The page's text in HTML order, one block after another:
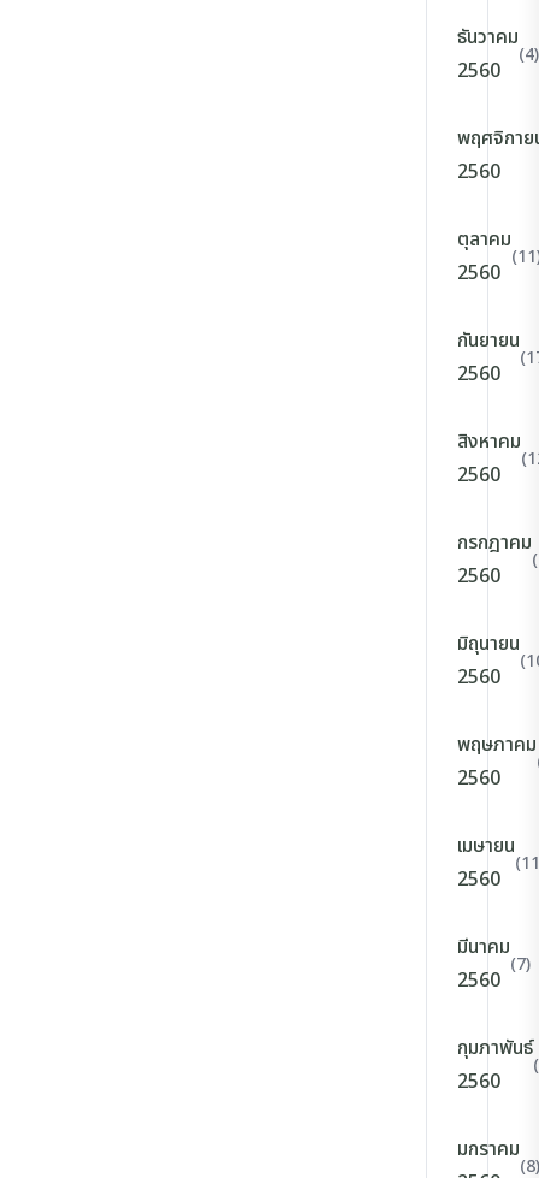
ธันวาคม
2560
(4)
พฤศจิกาย
2560
ตุลาคม
2560
กันยายน
2560
สิงหาคม
2560
กรกฎาคม
2560
มิถุนายน
2560
พฤษภาคม
2560
เมษายน
2560
มีนาคม
2560
(7)
กุมภาพันธ์
2560
มกราคม
(8)